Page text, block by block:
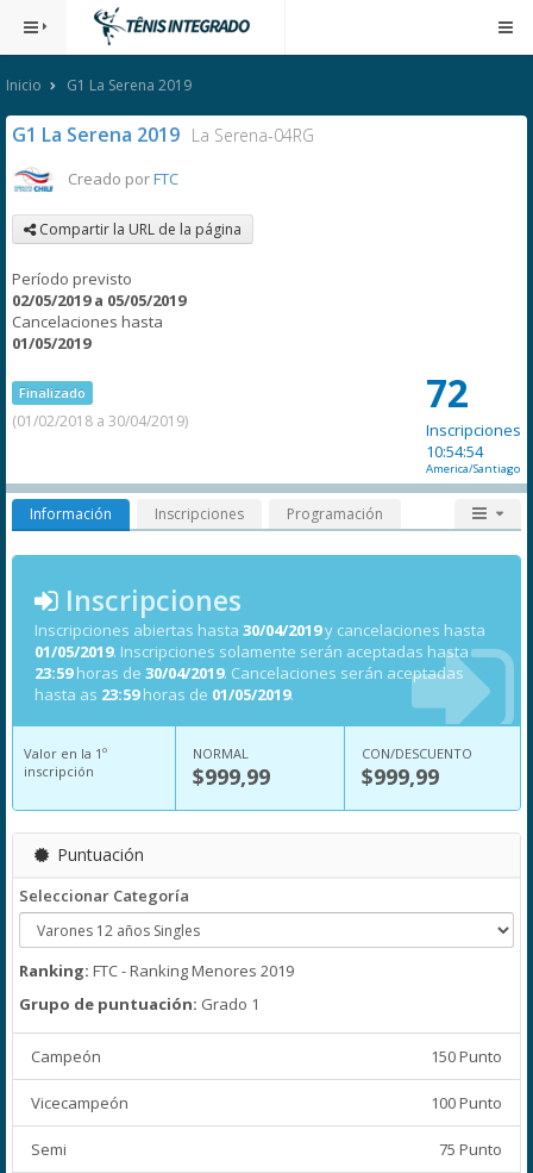
Inicio G1 La Serena 2019
G1 La Serena 2019 La Serena-04RG
Creado porFTC
Compartir la URL de la página
Período previsto
02/05/2019 a 05/05/2019
Cancelaciones hasta
01/05/2019
Finalizado
(01/02/2018 a 30/04/2019)
72
Inscripciones
10:54:54
America/Santiago
Información Inscripciones Programación
Inscripciones
Inscripciones abiertas hasta 30/04/2019y cancelaciones hasta
01/05/2019. Inscripciones solamente serán aceptadas hasta
23:59horas de 30/04/2019. Cancelaciones serán aceptadas
hasta as 23:59horas de 01/05/2019.
Valor en la 1º
inscripción
NORMAL
$999,99
CON/DESCUENTO
$999,99
Puntuación
Seleccionar Categoría
Ranking: FTC - Ranking Menores 2019
Grupo de puntuación: Grado 1
Campeón 150 Punto
Vicecampeón 100 Punto
Semi 75 Punto